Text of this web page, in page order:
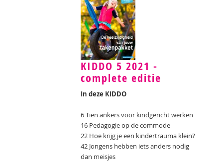
KIDDO 5 2021 -
complete editie
In deze KIDDO
6 Tien ankers voor kindgericht werken
16 Pedagogie op de commode
22 Hoe krijg je een kindertrauma klein?
42 Jongens hebben iets anders nodig
dan meisjes